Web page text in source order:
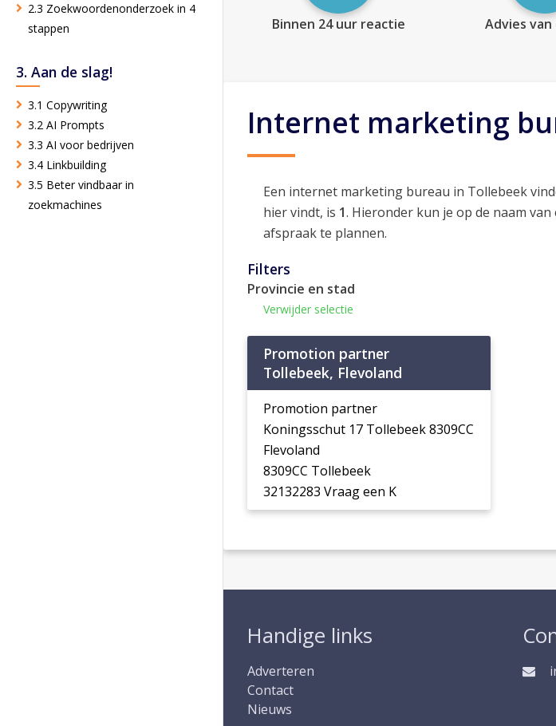
2.3 Zoekwoordenonderzoek in 4
stappen
3. Aan de slag!
3.1 Copywriting
3.2 AI Prompts
3.3 AI voor bedrijven
3.4 Linkbuilding
3.5 Beter vindbaar in
zoekmachines
Binnen 24 uur reactie Advies
Internet marketing
Een internet marketing bureau in Tollebeek
hier vindt, is 1. Hieronder kun je op de naam
afspraak te plannen.
Filters
Provincie en stad
Verwijder selectie
Promotion partner
Tollebeek, Flevoland
Promotion partner
Koningsschut 17 Tollebeek 8309CC
Flevoland
8309CC Tollebeek
32132283 Vraag een K
Handige links
Adverteren
Contact
Nieuws